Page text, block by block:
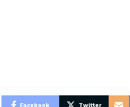
Facebook Twitter